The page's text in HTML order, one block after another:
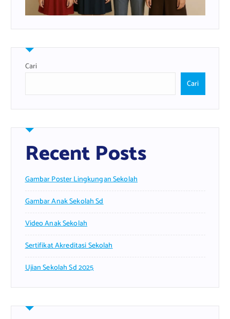
Cari
Cari
Recent Posts
Gambar Poster Lingkungan Sekolah
Gambar Anak Sekolah Sd
Video Anak Sekolah
Sertifikat Akreditasi Sekolah
Ujian Sekolah Sd 2025